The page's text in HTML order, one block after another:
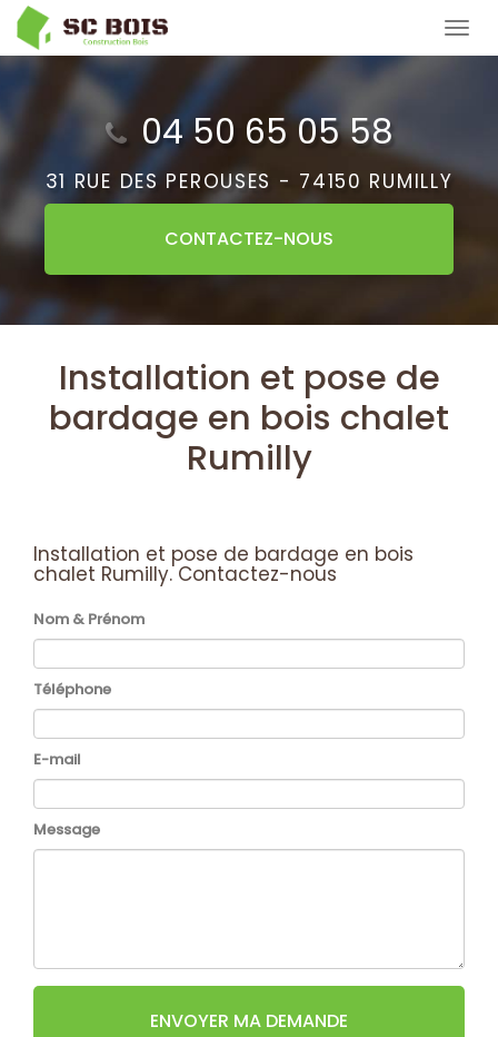
Aller
au
contenu
principal
04 50 65 05 58
31 RUE DES PEROUSES - 74150 RUMILLY
CONTACTEZ-NOUS
Installation et pose de
bardage en bois chalet
Rumilly
Installation et pose de bardage en bois
chalet Rumilly.Contactez-nous
Nom & Prénom
Téléphone
E-mail
Message
ENVOYER MA DEMANDE